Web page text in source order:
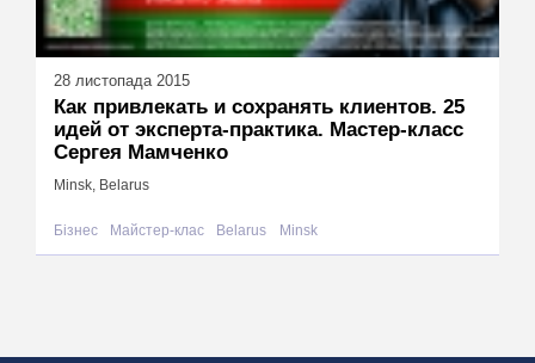
28 листопада 2015
Как привлекать и сохранять клиентов. 25
идей от эксперта-практика. Мастер-класс
Сергея Мамченко
Minsk, Belarus
Бізнес Майстер-клас Belarus Minsk